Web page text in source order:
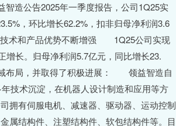
告2025年一季度报告，公司1Q25实
，环比增长62.2%，扣非归母净利润3.6
术和产品优势不断增强 1Q25公司实现
增长。归母净利润5.7亿元，同比增长23.
域布局，并取得了积极进展： 领益智造自
技术沉淀，在机器人设计制造和应用等方
拥有伺服电机、减速器、驱动器、运动控制
属结构件、注塑结构件、软包结构件等。目